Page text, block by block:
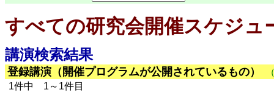
すべての研究会開催スケジュ
講演検索結果
登録講演（開催プログラムが公開されているもの）
1件中 1～1件目